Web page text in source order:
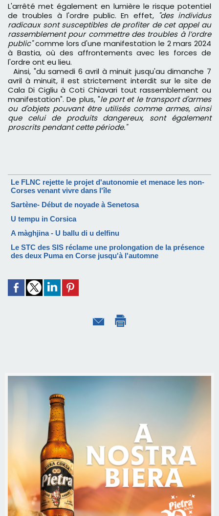
L'arrêté met également en lumière le risque potentiel
de troubles à l'ordre public. En effet, "des individus
radicaux sont susceptibles de profiter de cet appel au
rassemblement pour commettre des troubles à l’ordre
public"comme lors d'une manifestation le 2 mars 2024
à Bastia, où des affrontements avec les forces de
l'ordre ont eu lieu.
Ainsi, "du samedi 6 avril à minuit jusqu'au dimanche 7
avril à minuit, il est strictement interdit sur le site de
Cala Di Cigliu à Coti Chiavari tout rassemblement ou
manifestation". De plus, "le port et le transport d'armes
ou d'objets pouvant être utilisés comme armes, ainsi
que celui de produits dangereux, sont également
proscrits pendant cette période."
Le FLNC rejette le projet d'autonomie et menace les non-
Corses venant vivre dans l'île
Sartène- Début de noyade à Senetosa
U tempu in Corsica
A màghjina - U ballu di u delfinu
Le STC des SIS réclame une prolongation de la présence
des deux Puma en Corse jusqu'à l'automne